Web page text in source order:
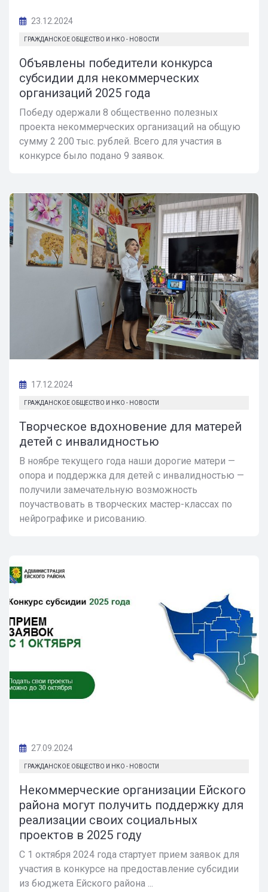
23.12.2024
ГРАЖДАНСКОЕ ОБЩЕСТВО И НКО - НОВОСТИ
Объявлены победители конкурса
субсидии для некоммерческих
организаций 2025 года
Победу одержали 8 общественно полезных
проекта некоммерческих организаций на общую
сумму 2 200 тыс. рублей. Всего для участия в
конкурсе было подано 9 заявок.
17.12.2024
ГРАЖДАНСКОЕ ОБЩЕСТВО И НКО - НОВОСТИ
Творческое вдохновение для матерей
детей с инвалидностью
В ноябре текущего года наши дорогие матери —
опора и поддержка для детей с инвалидностью —
получили замечательную возможность
поучаствовать в творческих мастер-классах по
нейрографике и рисованию.
27.09.2024
ГРАЖДАНСКОЕ ОБЩЕСТВО И НКО - НОВОСТИ
Некоммерческие организации Ейского
района могут получить поддержку для
реализации своих социальных
проектов в 2025 году
С 1 октября 2024 года стартует прием заявок для
участия в конкурсе на предоставление субсидии
из бюджета Ейского района ...